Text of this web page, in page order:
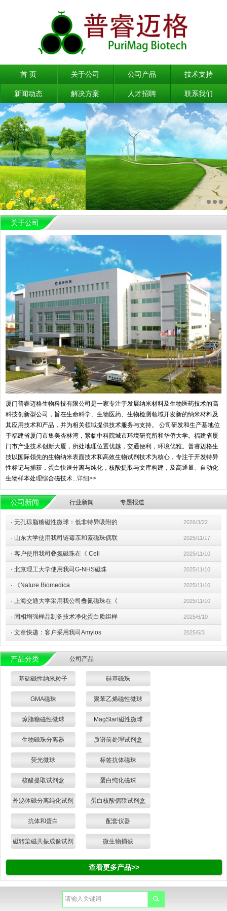
首 页 关于公司 公司产品 技术支持
新闻动态 解决方案 人才招聘 联系我们
关于公司
厦门普睿迈格生物科技有限公司是一家专注于发展纳米材料及生物医药技术的高
科技创新型公司，旨在生命科学、生物医药、生物检测领域开发新的纳米材料及
其应用技术和产品，并为相关领域提供技术服务与支持。 公司研发和生产基地位
于福建省厦门市集美杏林湾，紧临中科院城市环境研究所和华侨大学。福建省厦
门市产业技术创新大厦，所处地理位置优越，交通便利，环境优雅。普睿迈格生
技以国际领先的生物纳米表面技术和高效生物试剂技术为核心，专注于开发特异
性标记与捕获，蛋白快速分离与纯化，核酸提取与文库构建，及高通量、自动化
生物样本处理综合磁技术...详细>>
公司新闻 行业新闻 专题报道
· 无孔琼脂糖磁性微球：低非特异吸附的 2026/3/22
· 山东大学使用我司链霉亲和素磁珠偶联 2025/11/17
· 客户使用我司叠氮磁珠在《 Cell 2025/11/10
· 北京理工大学使用我司G-NHS磁珠 2025/11/10
· 《Nature Biomedica 2025/11/10
· 上海交通大学采用我公司叠氮磁珠在《 2025/11/10
· 固相增强样品制备技术净化蛋白质组样 2025/6/10
· 文章快递：客户采用我司Amylos 2025/5/3
产品分类 公司产品
基础磁性纳米粒子 硅基磁珠
GMA磁珠 聚苯乙烯磁性微球
琼脂糖磁性微球 MagStart磁性微球
生物磁珠分离器 质谱前处理试剂盒
荧光微球 标签抗体磁珠
核酸提取试剂盒 蛋白纯化磁珠
外泌体磁分离纯化试剂 蛋白核酸偶联试剂盒
抗体和蛋白 配套仪器
磁转染磁共振成像试剂 微生物捕获
查看更多产品>>